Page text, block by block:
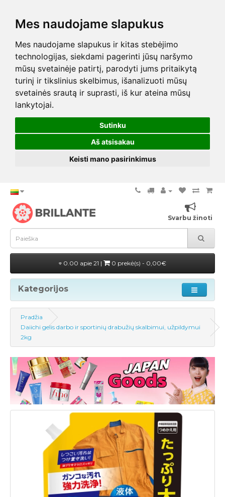
Mes naudojame slapukus
Mes naudojame slapukus ir kitas stebėjimo
technologijas, siekdami pagerinti jūsų naršymo
mūsų svetainėje patirtį, parodyti jums pritaikytą
turinį ir tikslinius skelbimus, išanalizuoti mūsų
svetainės srautą ir suprasti, iš kur ateina mūsų
lankytojai.
Sutinku
Aš atsisakau
Keisti mano pasirinkimus
Svarbu žinoti
0.00 apie 21 | 0 prekė(s) - 0,00€
Kategorijos
Pradžia
Daiichi gelis darbo ir sportinių drabužių skalbimui, užpildymui
2kg